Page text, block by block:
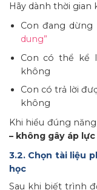
Hãy dành thời
Con đang dừng
dung”
Con có thể kể
không
Con có trả lời
không
Khi hiểu đúng
– không gây áp
3.2. Chọn tài liệu
học
Sau khi biết trình